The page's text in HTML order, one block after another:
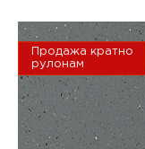
Продажа кратно
рулонам